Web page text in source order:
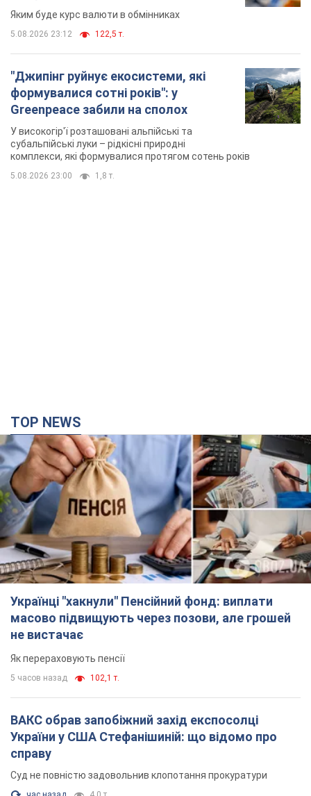
Яким буде курс валюти в обмінниках
5.08.2026 23:12 122,5 т.
"Джипінг руйнує екосистеми, які
формувалися сотні років": у
Greenpeace забили на сполох
У високогір'ї розташовані альпійські та
субальпійські луки – рідкісні природні
комплекси, які формувалися протягом сотень років
5.08.2026 23:00 1,8 т.
TOP NEWS
Українці "хакнули" Пенсійний фонд: виплати
масово підвищують через позови, але грошей
не вистачає
Як перераховують пенсії
5 часов назад 102,1 т.
ВАКС обрав запобіжний захід експосолці
України у США Стефанішиній: що відомо про
справу
Суд не повністю задовольнив клопотання прокуратури